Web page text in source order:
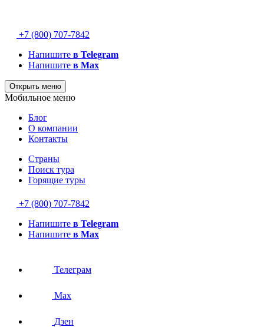
+7 (800) 707-7842
Напишите в Telegram
Напишите в Max
Открыть меню
Мобильное меню
Блог
О компании
Контакты
Страны
Поиск тура
Горящие туры
+7 (800) 707-7842
Напишите в Telegram
Напишите в Max
Телеграм
Max
Дзен